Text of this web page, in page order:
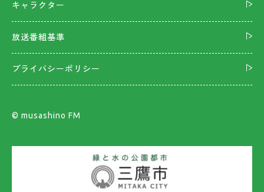
キャラクター
放送番組基準
プライバシーポリシー
©︎ musashino FM